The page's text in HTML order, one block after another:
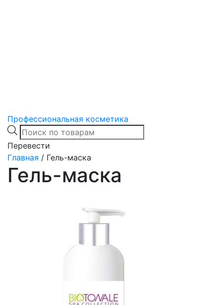
Профессиональная косметика
Products
search
Перевести
Главная / Гель-маска
Гель-маска